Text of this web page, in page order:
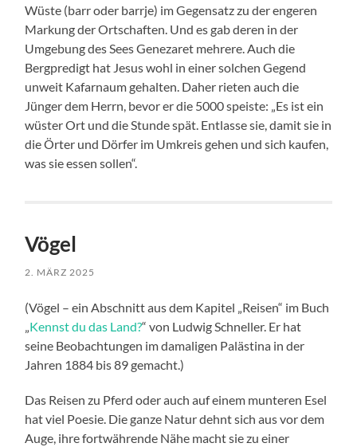
Wüste (barr oder barrje) im Gegensatz zu der engeren
Markung der Ortschaften. Und es gab deren in der
Umgebung des Sees Genezaret mehrere. Auch die
Bergpredigt hat Jesus wohl in einer solchen Gegend
unweit Kafarnaum gehalten. Daher rieten auch die
Jünger dem Herrn, bevor er die 5000 speiste: „Es ist ein
wüster Ort und die Stunde spät. Entlasse sie, damit sie in
die Örter und Dörfer im Umkreis gehen und sich kaufen,
was sie essen sollen“.
Vögel
2. MÄRZ 2025
(Vögel – ein Abschnitt aus dem Kapitel „Reisen“ im Buch
„Kennst du das Land?“ von Ludwig Schneller. Er hat
seine Beobachtungen im damaligen Palästina in der
Jahren 1884 bis 89 gemacht.)
Das Reisen zu Pferd oder auch auf einem munteren Esel
hat viel Poesie. Die ganze Natur dehnt sich aus vor dem
Auge, ihre fortwährende Nähe macht sie zu einer